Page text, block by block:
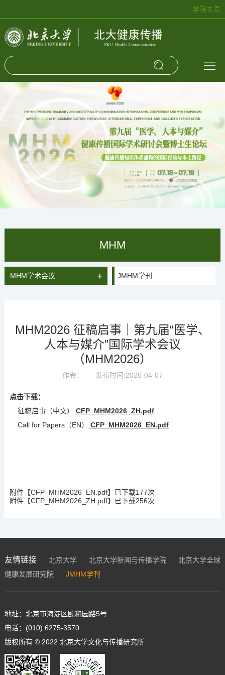
学院主页
于
我
最
新
学
术
健
究
MHM
MHM学术会议 + JMHM学刊
MHM2026 征稿启事｜第九届“医学、
人本与媒介”国际学术会议
（MHM2026）
作者： 发布时间:2026-04-07
点击下载：
征稿启事（中文）
CFP_MHM2026_ZH.pdf
Call for Papers（EN）
CFP_MHM2026_EN.pdf
附件【CFP_MHM2026_EN.pdf】已下载177次
附件【CFP_MHM2026_ZH.pdf】已下载256次
友情链接 北京大学 北京大学新闻与传播学院
北京大学全球
健康发展研究院
JMHM学刊
地址：北京市海淀区颐和园路5号
电话：(010) 6275-3570
版权所有 © 2022 北京大学文化与传播研究所